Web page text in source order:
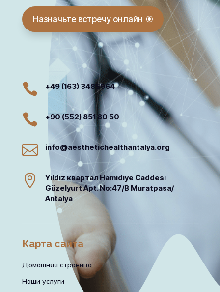
Назначьте встречу онлайн
 +49 (163) 3485964
 +90 (552) 851 80 50
 info@aesthetichealthantalya.org

Yıldız квартал Hamidiye Caddesi
Güzelyurt Apt. No:47/B Muratpasa/
Antalya
Карта сайта
Домашняя страница
Наши услуги